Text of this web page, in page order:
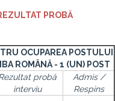
PROBĂ
OCUPAREA POSTULUI
ROMÂNĂ - 1 (UN) POST
probă
interviu
Admis /
Respins